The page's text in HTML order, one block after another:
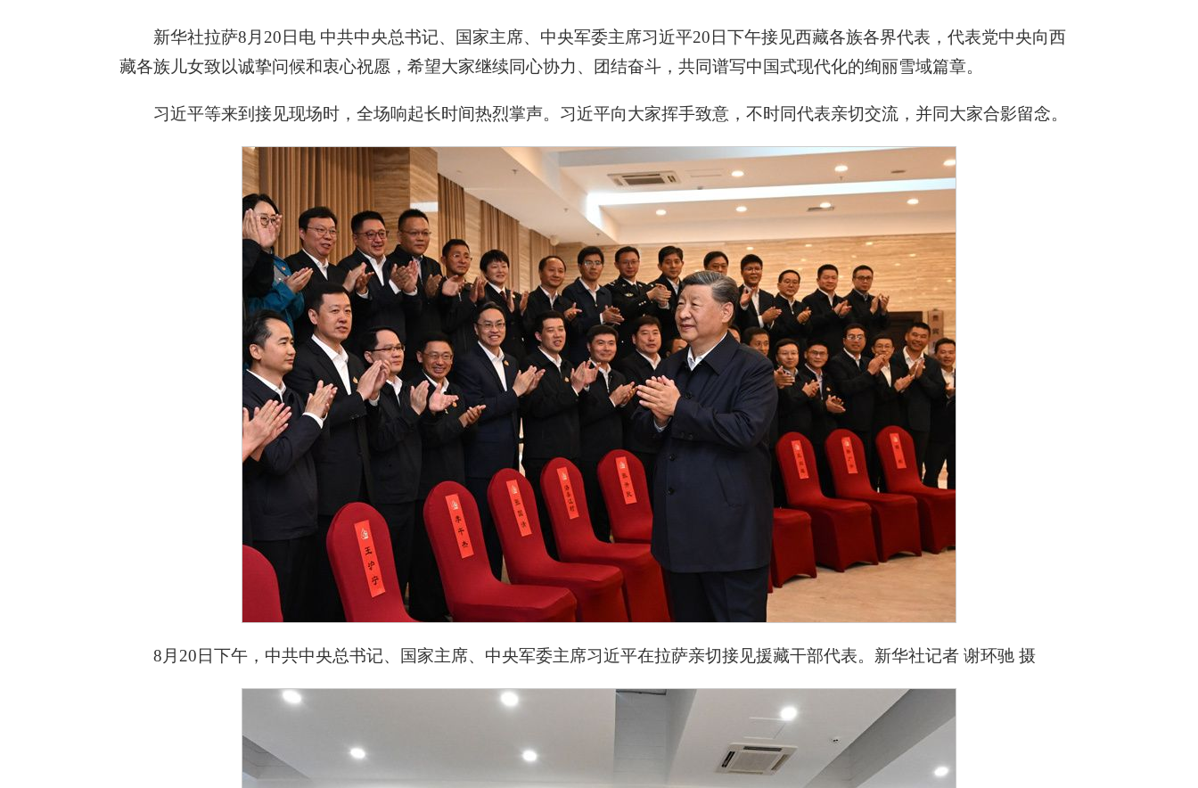
新华社拉萨8月20日电 中共中央总书记、国家主席、中央军委主席习近平20日下午接见西藏各族各界代表，代表党中央向西
藏各族儿女致以诚挚问候和衷心祝愿，希望大家继续同心协力、团结奋斗，共同谱写中国式现代化的绚丽雪域篇章。
习近平等来到接见现场时，全场响起长时间热烈掌声。习近平向大家挥手致意，不时同代表亲切交流，并同大家合影留念。
8月20日下午，中共中央总书记、国家主席、中央军委主席习近平在拉萨亲切接见援藏干部代表。新华社记者 谢环驰 摄